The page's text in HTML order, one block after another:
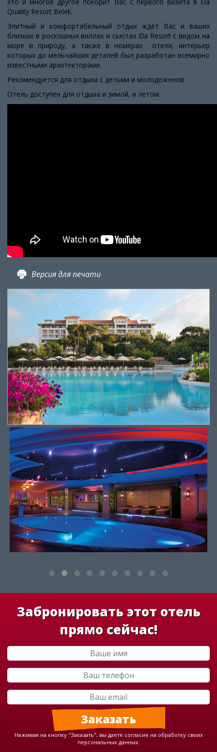
Quality Resort Belek.
Элитный и комфортабельный отдых ждет Вас и ваших
близких в роскошных виллах и сьютах Ela Resort с видом на
море и природу, а также в номерах отеля, интерьер
которых до мельчайших деталей был разработан всемирно
известными архитекторами.
Рекомендуется для отдыха с детьми и молодоженов.
Отель доступен для отдыха и зимой, и летом.
Версия для печати
Забронировать этот отель
прямо сейчас!
Нажимая на кнопку "Заказать", вы даете согласие на обработку своих
персональных данных.